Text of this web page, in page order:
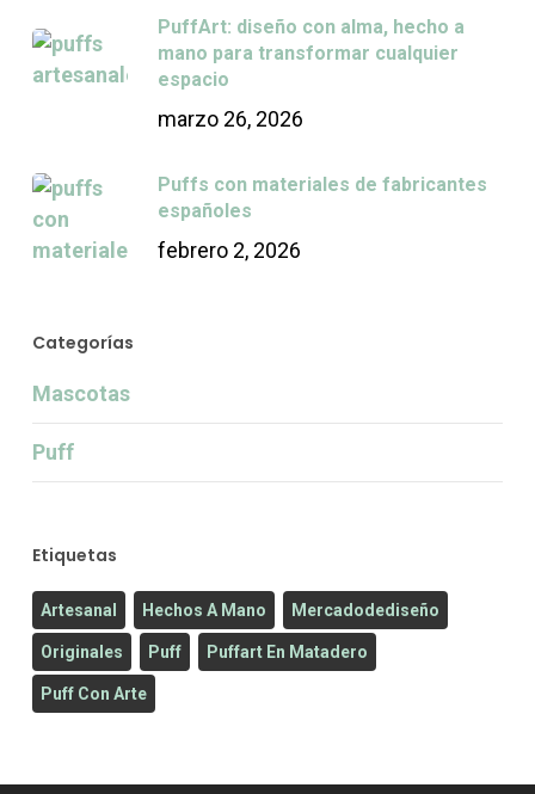
PuffArt: diseño con alma, hecho a
mano para transformar cualquier
espacio
marzo 26, 2026
Puffs con materiales de fabricantes
españoles
febrero 2, 2026
Categorías
Mascotas
Puff
Etiquetas
Artesanal Hechos A Mano Mercadodediseño
Originales Puff Puffart En Matadero
Puff Con Arte